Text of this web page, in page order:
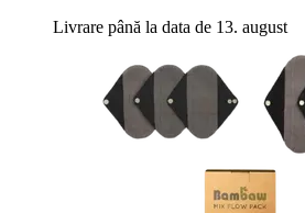
Livrare până la data de 13. august